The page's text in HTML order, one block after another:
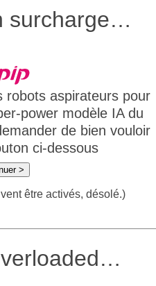
surcharge…
robots aspirateurs pour
power modèle IA du
de bien vouloir
ci-dessous
>
être activés, désolé.)